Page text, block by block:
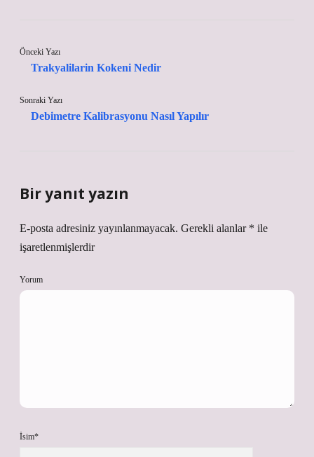
Önceki Yazı
Trakyalilarin Kokeni Nedir
Sonraki Yazı
Debimetre Kalibrasyonu Nasıl Yapılır
Bir yanıt yazın
E-posta adresiniz yayınlanmayacak. Gerekli alanlar * ile
işaretlenmişlerdir
Yorum
İsim*